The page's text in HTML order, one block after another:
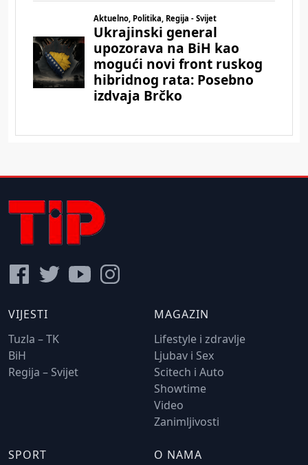
VIJESTI
Tuzla – TK
BiH
Regija – Svijet
MAGAZIN
Lifestyle i zdravlje
Ljubav i Sex
Scitech i Auto
Showtime
Video
Zanimljivosti
SPORT O NAMA